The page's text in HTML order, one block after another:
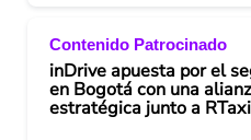
Contenido Patrocinado
inDrive apuesta por el
en Bogotá con una
estratégica junto a RTaxi